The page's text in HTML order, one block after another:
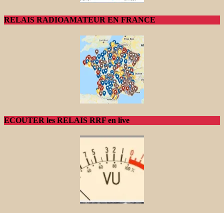
RELAIS RADIOAMATEUR EN FRANCE
ECOUTER les RELAIS RRF en live